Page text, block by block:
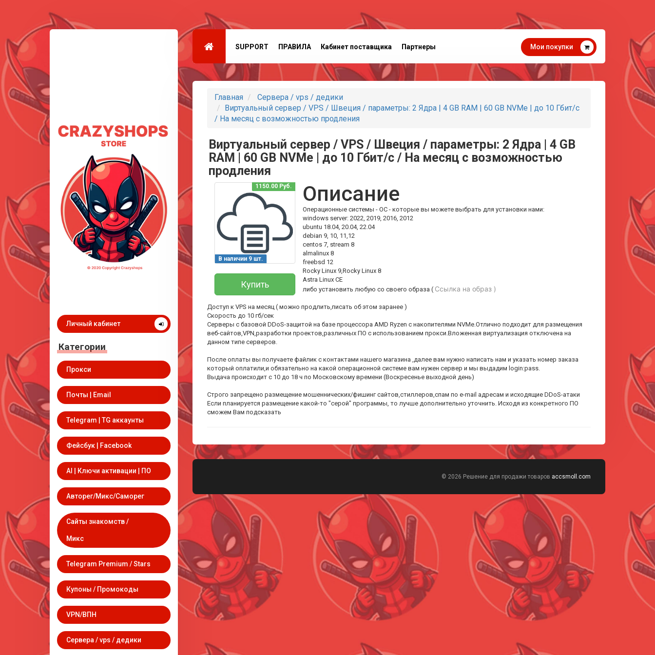
Личный кабинет
Категории
Прокси
Почты | Email
Telegram | TG аккаунты
Фейсбук | Facebook
AI | Ключи активации | ПО
Авторег/Микс/Саморег
Сайты знакомств /
Микс
Telegram Premium / Stars
Купоны / Промокоды
VPN/ВПН
Сервера / vps / дедики
SUPPORT ПРАВИЛА Кабинет поставщика Партнеры Мои покупки
Главная
Сервера / vps / дедики
Виртуальный сервер / VPS / Швеция / параметры: 2 Ядра | 4 GB RAM | 60 GB NVMe | до 10 Гбит/с
/ На месяц с возможностью продления
Виртуальный сервер / VPS / Швеция / параметры: 2 Ядра | 4 GB
RAM | 60 GB NVMe | до 10 Гбит/с / На месяц с возможностью
продления
В наличии 9 шт.
1150.00 Руб.
Купить
Описание
Операционные системы - ОС - которые вы можете выбрать для установки нами:
windows server: 2022, 2019, 2016, 2012
ubuntu 18.04, 20.04, 22.04
debian 9, 10, 11,12
centos 7, stream 8
almalinux 8
freebsd 12
Rocky Linux 9,Rocky Linux 8
Astra Linux CE
либо установить любую со своего образа ( Ссылка на образ )
Доступ к VPS на месяц ( можно продлить,писать об этом заранее )
Скорость до 10 гб/сек
Серверы с базовой DDoS-защитой на базе процессора AMD Ryzen с накопителями NVMe.Отлично подходит для размещения
веб-сайтов,VPN,разработки проектов,различных ПО с использованием прокси.Вложенная виртуализация отключена на
данном типе серверов.
После оплаты вы получаете файлик с контактами нашего магазина ,далее вам нужно написать нам и указать номер заказа
который оплатили,и обязательно на какой операционной системе вам нужен сервер и мы выдадим login:pass.
Выдача происходит с 10 до 18 ч по Московскому времени (Воскресенье выходной день)
Строго запрещено размещение мошеннических/фишинг сайтов,стиллеров,спам по e-mail адресам и исходящие DDoS-атаки
Если планируется размещение какой-то "серой" программы, то лучше дополнительно уточнить. Исходя из конкретного ПО
сможем Вам подсказать
© 2026 Решение для продажи товаров accsmoll.com
Всего позиций в корзине
Всего товара в корзине
(шт)
Сумма к оплате (без скидок)
Руб.